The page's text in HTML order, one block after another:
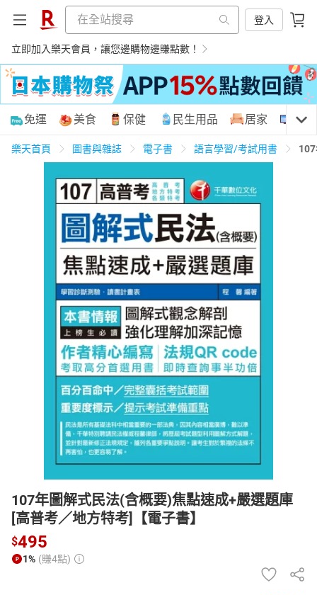
登入
立即加入樂天會員，讓您邊購物邊賺點數！
購物網分類
天天免運 美食蛋糕 養生保健 民生用品
居家生活 3C家電 運動休閒 親子玩具
男裝 化妝保養
日本購物 電子/紙本書
免運 美食 保健 民生用品 居家 3C
樂天首頁 圖書與雜誌 電子書 語言學習/考試用書
107年圖解式民法(含概要)焦點速成+嚴選題庫
[高普考／地方特考]【電子書】
$495
1% (賺4點)